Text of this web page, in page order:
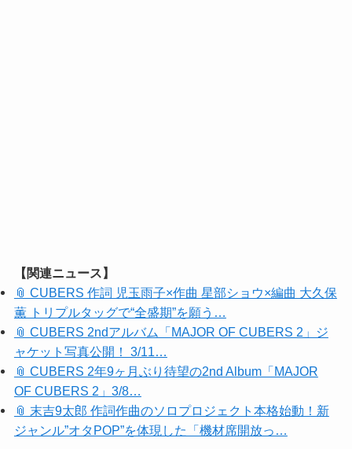
【関連ニュース】
📎 CUBERS 作詞 児玉雨子×作曲 星部ショウ×編曲 大久保
薫 トリプルタッグで“全盛期”を願う…
📎 CUBERS 2ndアルバム「MAJOR OF CUBERS 2」ジ
ャケット写真公開！ 3/11…
📎 CUBERS 2年9ヶ月ぶり待望の2nd Album「MAJOR
OF CUBERS 2」3/8…
📎 末吉9太郎 作詞作曲のソロプロジェクト本格始動！新
ジャンル”オタPOP”を体現した「機材席開放っ…